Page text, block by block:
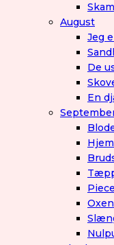
August
Jeg
De
En